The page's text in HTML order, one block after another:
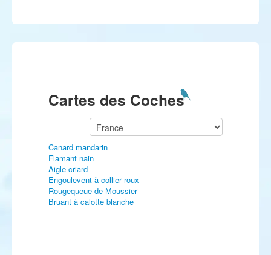
Cartes des Coches
Canard mandarin
Flamant nain
Aigle criard
Engoulevent à collier roux
Rougequeue de Moussier
Bruant à calotte blanche